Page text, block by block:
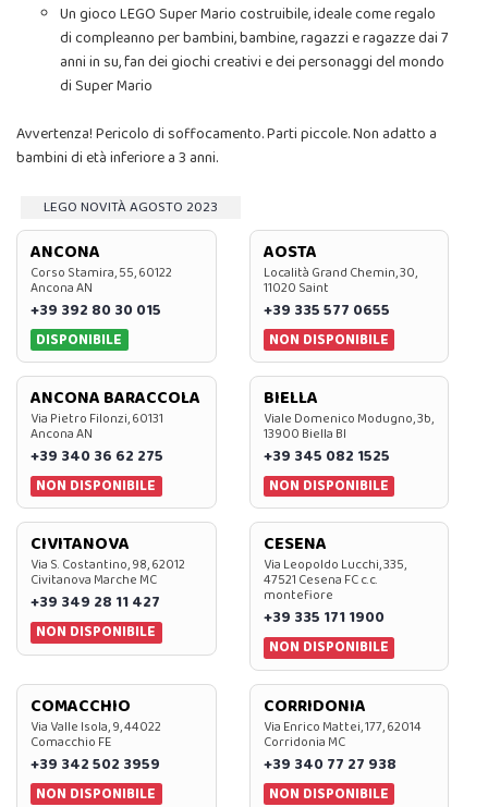
Un gioco LEGO Super Mario costruibile, ideale come regalo
di compleanno per bambini, bambine, ragazzi e ragazze dai 7
anni in su, fan dei giochi creativi e dei personaggi del mondo
di Super Mario
Avvertenza! Pericolo di soffocamento. Parti piccole. Non adatto a
bambini di età inferiore a 3 anni.
LEGO NOVITÀ AGOSTO 2023
ANCONA
Corso Stamira, 55, 60122
Ancona AN
+39 392 80 30 015
DISPONIBILE
AOSTA
Località Grand Chemin, 30,
11020 Saint
+39 335 577 0655
NON DISPONIBILE
ANCONA BARACCOLA
Via Pietro Filonzi, 60131
Ancona AN
+39 340 36 62 275
NON DISPONIBILE
BIELLA
Viale Domenico Modugno, 3b,
13900 Biella BI
+39 345 082 1525
NON DISPONIBILE
CIVITANOVA
Via S. Costantino, 98, 62012
Civitanova Marche MC
+39 349 28 11 427
NON DISPONIBILE
CESENA
Via Leopoldo Lucchi, 335,
47521 Cesena FC c.c.
montefiore
+39 335 171 1900
NON DISPONIBILE
COMACCHIO
Via Valle Isola, 9, 44022
Comacchio FE
+39 342 502 3959
NON DISPONIBILE
CORRIDONIA
Via Enrico Mattei, 177, 62014
Corridonia MC
+39 340 77 27 938
NON DISPONIBILE